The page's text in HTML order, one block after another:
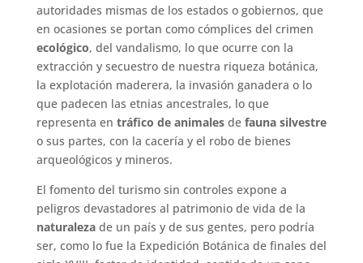
autoridades mismas de los estados o gobiernos, que
en ocasiones se portan como cómplices del crimen
ecológico, del vandalismo, lo que ocurre con la
extracción y secuestro de nuestra riqueza botánica,
la explotación maderera, la invasión ganadera o lo
que padecen las etnias ancestrales, lo que
representa en tráfico de animalesde fauna silvestre
o sus partes, con la cacería y el robo de bienes
arqueológicos y mineros.
El fomento del turismo sin controles expone a
peligros devastadores al patrimonio de vida de la
naturalezade un país y de sus gentes, pero podría
ser, como lo fue la Expedición Botánica de finales del